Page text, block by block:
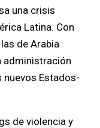
una crisis
Latina. Con
de Arabia
administración
nuevos Estados-